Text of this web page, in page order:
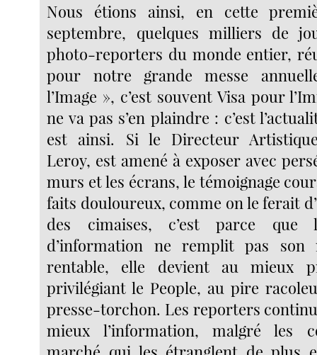
Nous étions ainsi, en cette
septembre, quelques milliers de
photo-reporters du monde entier,
pour notre grande messe
l’Image », c’est souvent Visa pour
ne va pas s’en plaindre : c’est
est ainsi. Si le Directeur
Leroy, est amené à exposer avec
murs et les écrans, le témoignage
faits douloureux, comme on le ferait
des cimaises, c’est parce que
d’information ne remplit pas
rentable, elle devient au mieux
privilégiant le People, au pire
presse-torchon. Les reporters
mieux l’information, malgré les